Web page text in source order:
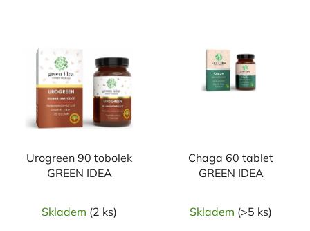
Urogreen 90 tobolek
GREEN IDEA
Skladem (2 ks)
Chaga 60 tablet
GREEN IDEA
Skladem (>5 ks)